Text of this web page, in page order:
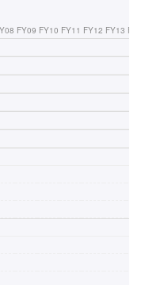
FY09 FY10 FY11 FY12 FY13